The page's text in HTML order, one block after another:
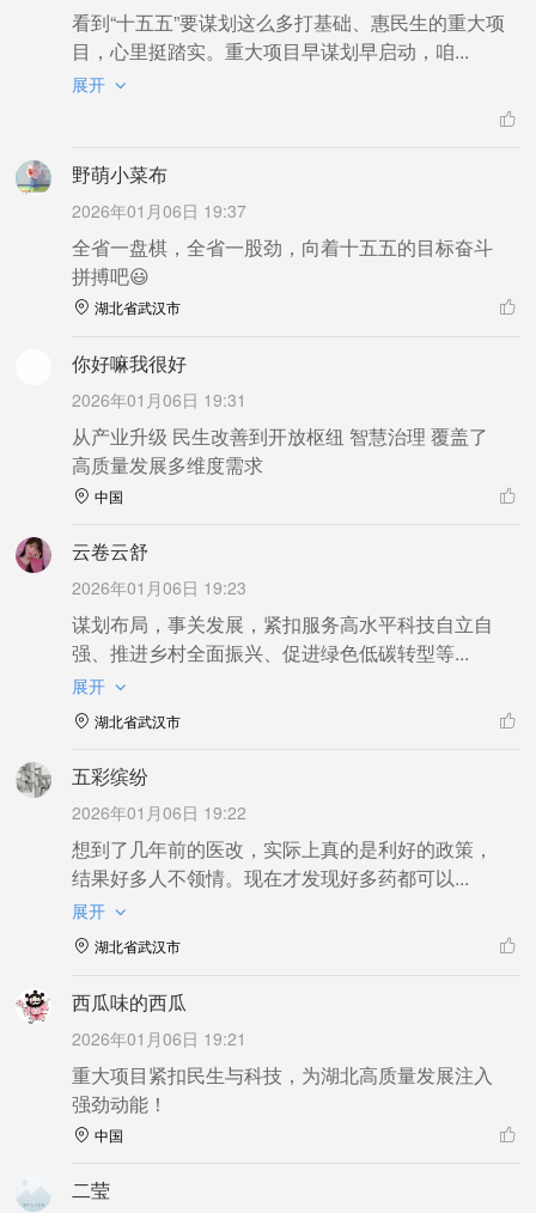
看到“十五五”要谋划这么多打基础、惠民生的重大项
目，心里挺踏实。重大项目早谋划早启动，咱...
展开
野萌小菜布
2026年01月06日 19:37
全省一盘棋，全省一股劲，向着十五五的目标奋斗
拼搏吧😃
湖北省武汉市
你好嘛我很好
2026年01月06日 19:31
从产业升级 民生改善到开放枢纽 智慧治理 覆盖了
高质量发展多维度需求
中国
云卷云舒
2026年01月06日 19:23
谋划布局，事关发展，紧扣服务高水平科技自立自
强、推进乡村全面振兴、促进绿色低碳转型等...
展开
湖北省武汉市
五彩缤纷
2026年01月06日 19:22
想到了几年前的医改，实际上真的是利好的政策，
结果好多人不领情。现在才发现好多药都可以...
展开
湖北省武汉市
西瓜味的西瓜
2026年01月06日 19:21
重大项目紧扣民生与科技，为湖北高质量发展注入
强劲动能！
中国
二莹